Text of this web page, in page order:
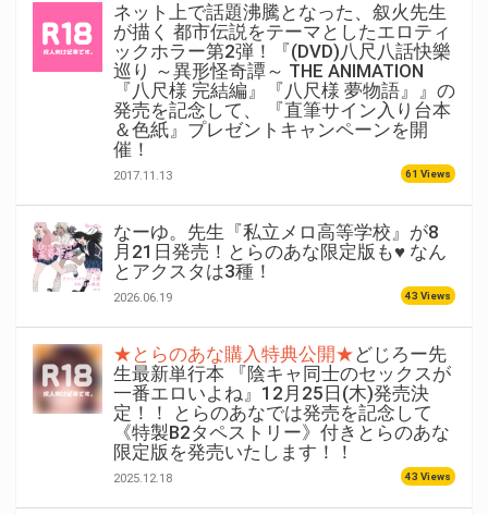
ネット上で話題沸騰となった、叙火先生
が描く 都市伝説をテーマとしたエロティ
ックホラー第2弾！『(DVD)八尺八話快樂
巡り ～異形怪奇譚～ THE ANIMATION
『八尺様 完結編』『八尺様 夢物語』』の
発売を記念して、 『直筆サイン入り台本
＆色紙』プレゼントキャンペーンを開
催！
2017.11.13 61 Views
なーゆ。先生『私立メロ高等学校』が8
月21日発売！とらのあな限定版も♥ なん
とアクスタは3種！
2026.06.19 43 Views
★とらのあな購入特典公開★どじろー先
生最新単行本 『陰キャ同士のセックスが
一番エロいよね』12月25日(木)発売決
定！！ とらのあなでは発売を記念して
《特製B2タペストリー》付きとらのあな
限定版を発売いたします！！
2025.12.18 43 Views